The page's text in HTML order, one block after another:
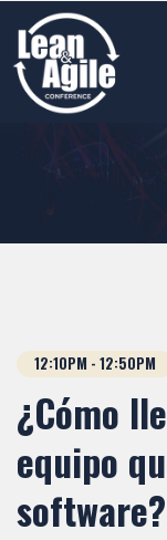
12:10PM - 12:50PM
¿Cómo
equipo
software?